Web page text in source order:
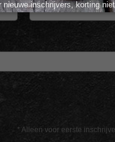
nieuwe inschrijvers, korting
* Alleen voor eerste